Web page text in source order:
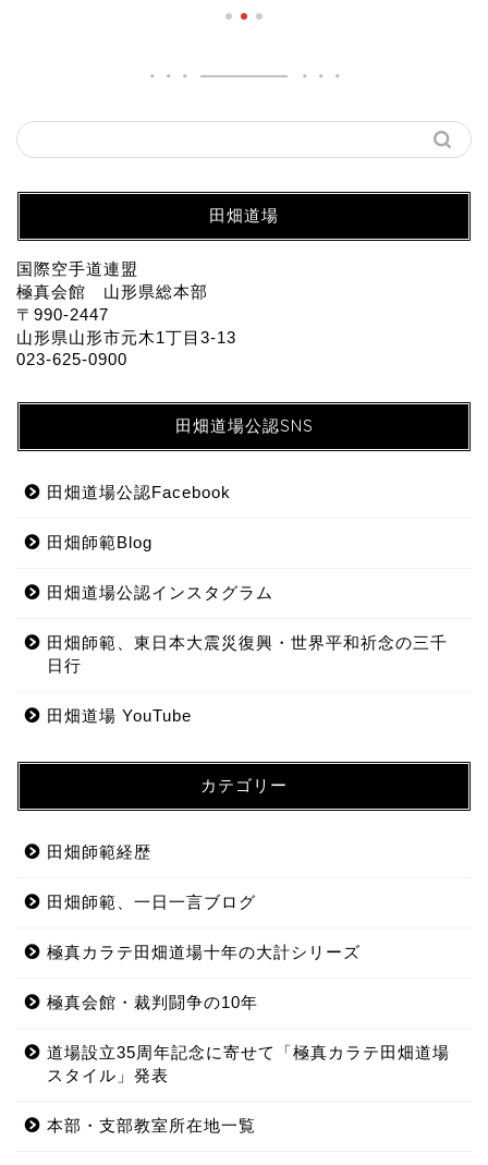
田畑道場
国際空手道連盟
極真会館 山形県総本部
〒990-2447
山形県山形市元木1丁目3-13
023-625-0900
田畑道場公認SNS
田畑道場公認Facebook
田畑師範Blog
田畑道場公認インスタグラム
田畑師範、東日本大震災復興・世界平和祈念の三千
日行
田畑道場 YouTube
カテゴリー
田畑師範経歴
田畑師範、一日一言ブログ
極真カラテ田畑道場十年の大計シリーズ
極真会館・裁判闘争の10年
道場設立35周年記念に寄せて「極真カラテ田畑道場
スタイル」発表
本部・支部教室所在地一覧